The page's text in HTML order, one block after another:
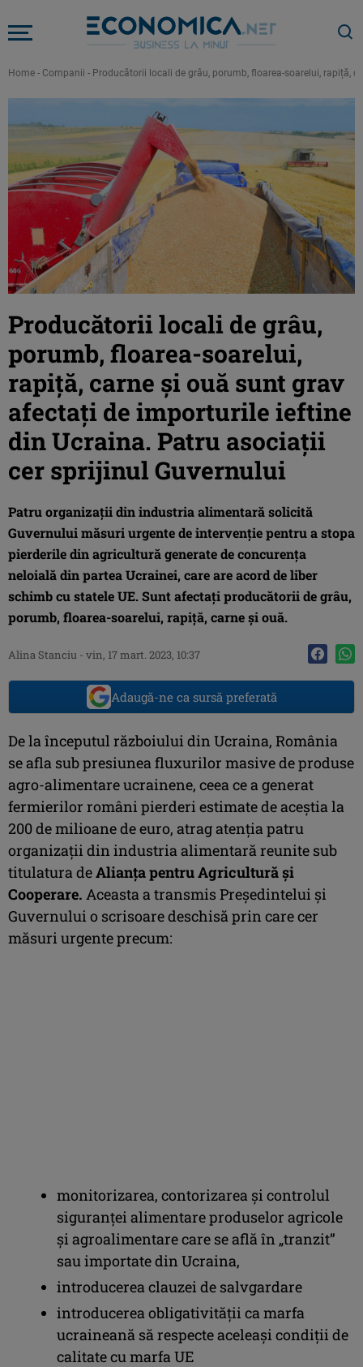
Home - Companii - Producătorii locali de grâu, porumb, floarea-soarelui, rapiță,
Producătorii locali de grâu,
porumb, floarea-soarelui,
rapiță, carne și ouă sunt grav
afectați de importurile ieftine
din Ucraina. Patru asociații
cer sprijinul Guvernului
Patru organizații din industria alimentară solicită
Guvernului măsuri urgente de intervenție pentru a stopa
pierderile din agricultură generate de concurența
neloială din partea Ucrainei, care are acord de liber
schimb cu statele UE. Sunt afectați producătorii de grâu,
porumb, floarea-soarelui, rapiță, carne și ouă.
Alina Stanciu - vin, 17 mart. 2023, 10:37
Adaugă-ne ca sursă preferată
De la începutul războiului din Ucraina, România
se afla sub presiunea fluxurilor masive de produse
agro-alimentare ucrainene, ceea ce a generat
fermierilor români pierderi estimate de aceștia la
200 de milioane de euro, atrag atenția patru
organizații din industria alimentară reunite sub
titulatura deAlianța pentru Agricultură și
Cooperare. Aceasta a transmis Președintelui și
Guvernului o scrisoare deschisă prin care cer
măsuri urgente precum:
monitorizarea, contorizarea și controlul
siguranței alimentare produselor agricole
și agroalimentare care se află în „tranzit”
sau importate din Ucraina,
introducerea clauzei de salvgardare
introducerea obligativității ca marfa
ucraineană să respecte aceleași condiții de
calitate cu marfa UE